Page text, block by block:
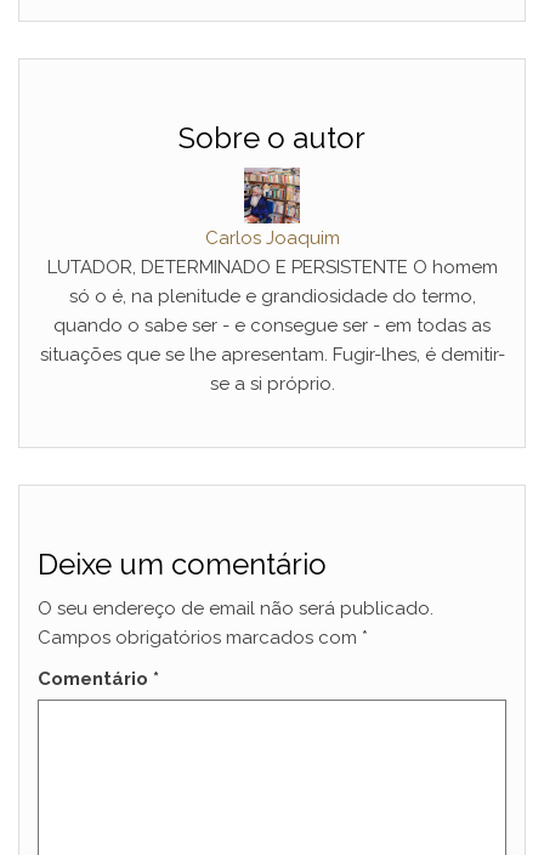
Sobre o autor
Carlos Joaquim
LUTADOR, DETERMINADO E PERSISTENTE O homem
só o é, na plenitude e grandiosidade do termo,
quando o sabe ser - e consegue ser - em todas as
situações que se lhe apresentam. Fugir-lhes, é demitir-
se a si próprio.
Deixe um comentário
O seu endereço de email não será publicado.
Campos obrigatórios marcados com *
Comentário *